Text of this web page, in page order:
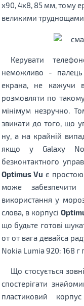
x90, 4x8, 85 мм, тому
великими
Керувати
неможливо - палець
екрана, не кажучи
розмовляти по
мінімум незручно.
звикати до того, що
ну, а на крайній
якщо у Galaxy
безконтактного
Optimus Vu є простою
може
використання у
слова, в корпусі
що будьте готові
от от вага девайса
Nokia Lumia 920: 168 г
Що стосується
спостерігати
пластиковий